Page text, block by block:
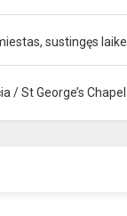
sustingęs laike
/ St George’s Chapel